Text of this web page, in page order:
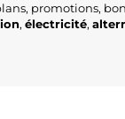
promotions,
, électricité,